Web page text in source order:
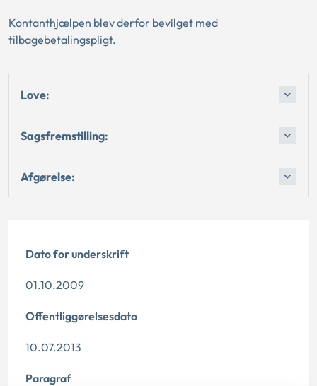
Kontanthjælpen blev derfor bevilget med
tilbagebetalingspligt.
Love:
Sagsfremstilling:
Afgørelse:
Dato for underskrift
01.10.2009
Offentliggørelsesdato
10.07.2013
Paragraf